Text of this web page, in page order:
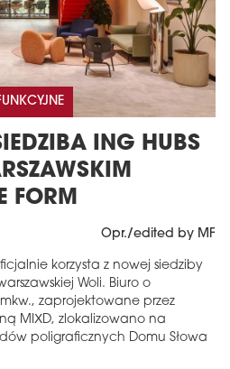
ING HUBS
FORM
Opr./edited by MF
korzysta z nowej siedziby
Woli. Biuro o
zaprojektowane przez
MIXD, zlokalizowano na
poligraficznych Domu Słowa